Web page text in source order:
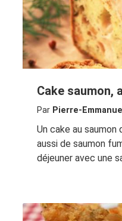
Cake saumon,
Par Pierre-
Un cake au
aussi de saumon
déjeuner avec une